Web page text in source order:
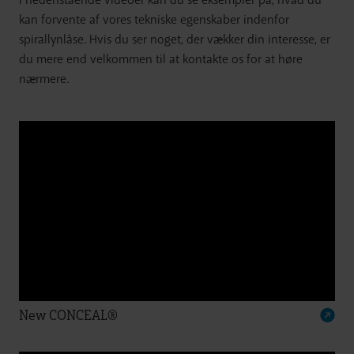
kan forvente af vores tekniske egenskaber indenfor
spirallynlåse. Hvis du ser noget, der vækker din interesse, er
du mere end velkommen til at kontakte os for at høre
nærmere.
New CONCEAL®